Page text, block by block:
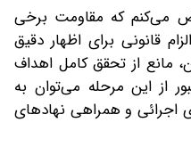
می‌کنم که مقاومت برخی
قانونی برای اظهار دقیق
مانع از تحقق کامل اهداف
از این مرحله می‌توان به
اجرائی و همراهی نهادهای